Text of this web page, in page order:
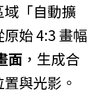
「自動擴
始 4:3 畫幅
面 ，生成合
與光影。